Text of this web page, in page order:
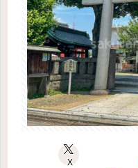
X